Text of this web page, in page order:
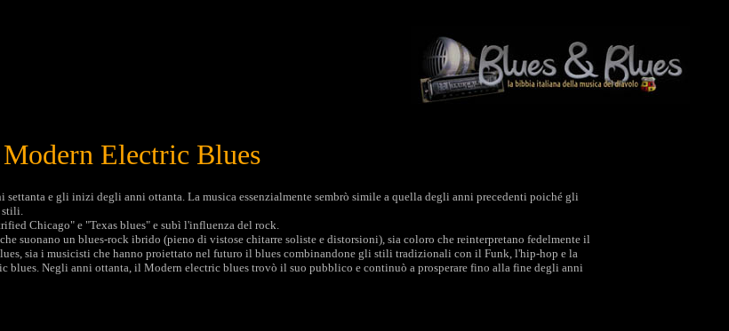
Modern Electric Blues
e gli inizi degli anni ottanta. La musica essenzialmente sembrò simile a quella degli anni precedenti poiché gli
stili.
Chicago" e "Texas blues" e subì l'influenza del rock.
suonano un blues-rock ibrido (pieno di vistose chitarre soliste e distorsioni), sia coloro che reinterpretano fedelmente il
sia i musicisti che hanno proiettato nel futuro il blues combinandone gli stili tradizionali con il Funk, l'hip-hop e la
blues. Negli anni ottanta, il Modern electric blues trovò il suo pubblico e continuò a prosperare fino alla fine degli anni